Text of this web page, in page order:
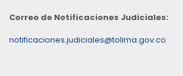
Correo de Notificaciones Judiciales:
notificaciones.judiciales@tolima.gov.co